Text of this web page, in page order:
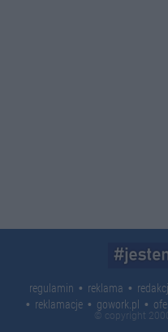
regulamin reklama
reklamacje
gowork.pl
© copyright